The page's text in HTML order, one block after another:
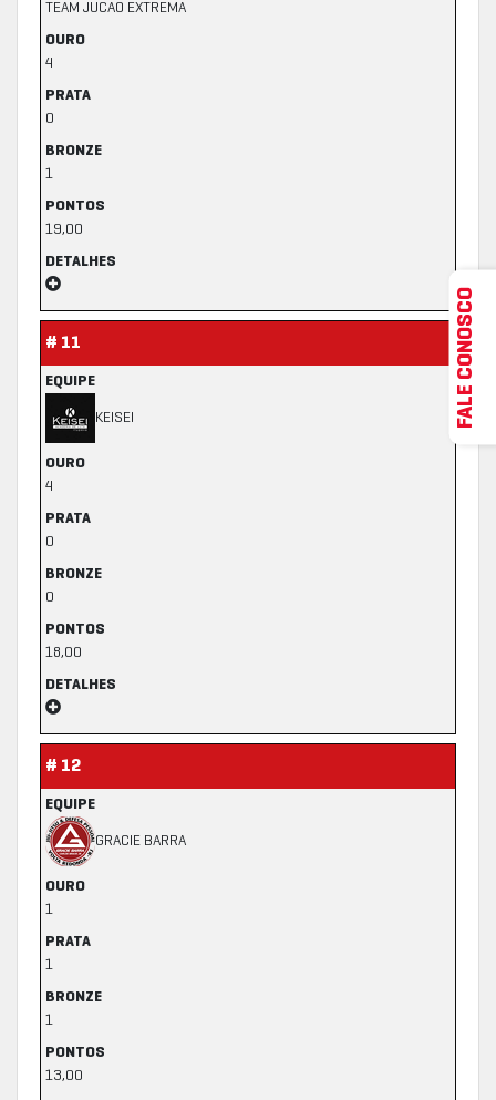
TEAM JUCAO EXTREMA
OURO
4
PRATA
0
BRONZE
1
PONTOS
19,00
DETALHES
# 11
EQUIPE
KEISEI
OURO
4
PRATA
0
BRONZE
0
PONTOS
18,00
DETALHES
# 12
EQUIPE
GRACIE BARRA
OURO
1
PRATA
1
BRONZE
1
PONTOS
13,00
FALE CONOSCO